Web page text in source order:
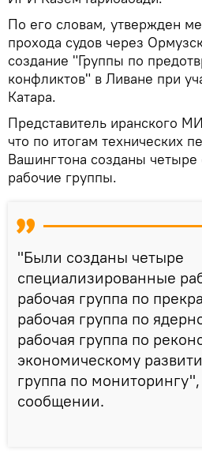
По его словам, утвержден
прохода судов через
создание "Группы по
конфликтов" в Ливане при
Катара.
Представитель иранского
что по итогам технических
Вашингтона созданы
рабочие группы.
"Были созданы четыре
специализированные
рабочая группа по
рабочая группа по
рабочая группа по
экономическому
группа по
сообщении.